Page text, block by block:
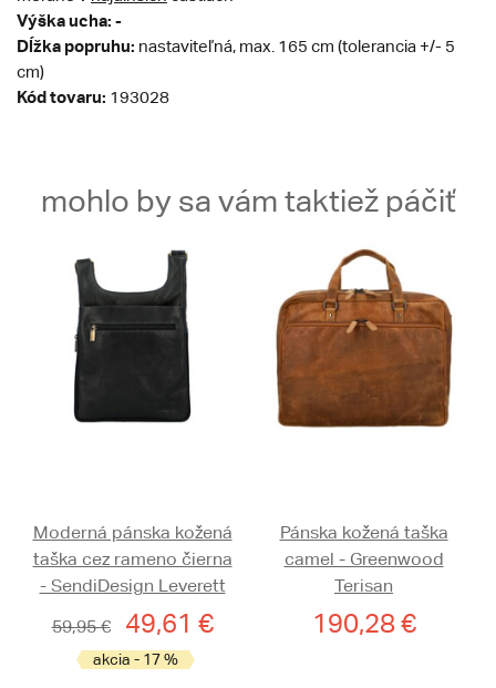
Výška ucha: -
Dĺžka popruhu: nastaviteľná, max. 165 cm (tolerancia +/- 5
cm)
Kód tovaru: 193028
mohlo by sa vám taktiež páčiť
Moderná pánska kožená
taška cez rameno čierna
- SendiDesign Leverett
59,95 €
49,61 €
akcia - 17 %
Pánska kožená taška
camel - Greenwood
Terisan
190,28 €